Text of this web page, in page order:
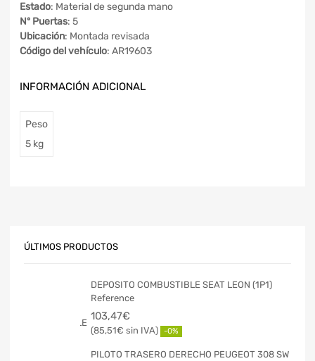
Estado: Material de segunda mano
Nº Puertas: 5
Ubicación: Montada revisada
Código del vehículo: AR19603
INFORMACIÓN ADICIONAL
Peso
5 kg
ÚLTIMOS PRODUCTOS
DEPOSITO COMBUSTIBLE SEAT LEON (1P1)
Reference
103,47€
85,51€ -0%
PILOTO TRASERO DERECHO PEUGEOT 308 SW